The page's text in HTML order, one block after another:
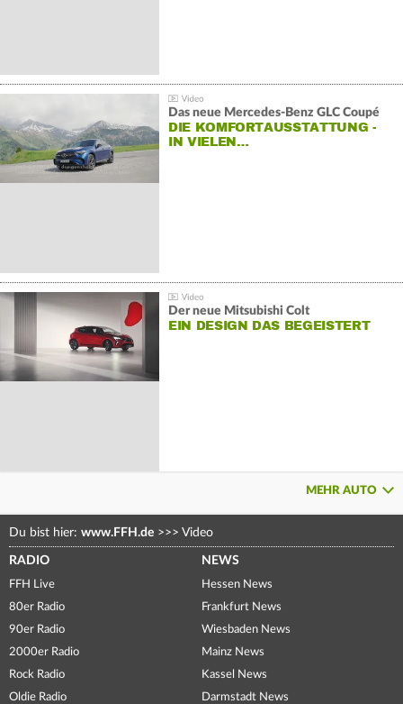
Das neue Mercedes-Benz GLC Coupé
DIE KOMFORTAUSSTATTUNG -
IN VIELEN…
Der neue Mitsubishi Colt
EIN DESIGN DAS BEGEISTERT
MEHR AUTO
Du bist hier: www.FFH.de >>> Video
RADIO
FFH Live
80er Radio
90er Radio
2000er Radio
Rock Radio
Oldie Radio
NEWS
Hessen News
Frankfurt News
Wiesbaden News
Mainz News
Kassel News
Darmstadt News